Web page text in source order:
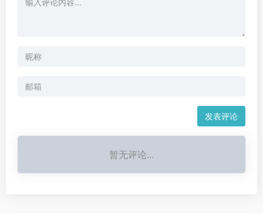
发表评论
暂无评论...